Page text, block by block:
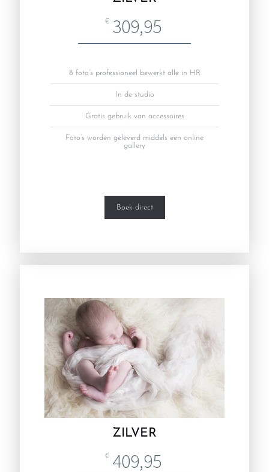
€ 309,95
8 foto’s professioneel bewerkt alle in HR
In de studio
Gratis gebruik van accessoires
Foto’s worden geleverd middels een online
gallery
Boek direct
ZILVER
€ 409,95